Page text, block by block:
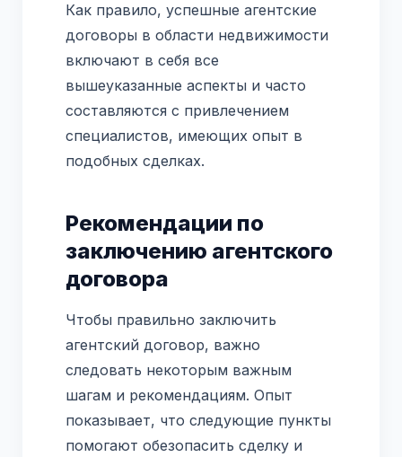
Как правило, успешные агентские
договоры в области недвижимости
включают в себя все
вышеуказанные аспекты и часто
составляются с привлечением
специалистов, имеющих опыт в
подобных сделках.
Рекомендации по
заключению агентского
договора
Чтобы правильно заключить
агентский договор, важно
следовать некоторым важным
шагам и рекомендациям. Опыт
показывает, что следующие пункты
помогают обезопасить сделку и